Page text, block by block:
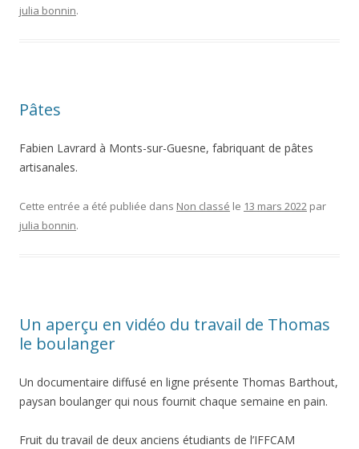
julia bonnin.
Pâtes
Fabien Lavrard à Monts-sur-Guesne, fabriquant de pâtes
artisanales.
Cette entrée a été publiée dans Non classé le 13 mars 2022 par
julia bonnin.
Un aperçu en vidéo du travail de Thomas
le boulanger
Un documentaire diffusé en ligne présente Thomas Barthout,
paysan boulanger qui nous fournit chaque semaine en pain.
Fruit du travail de deux anciens étudiants de l’IFFCAM